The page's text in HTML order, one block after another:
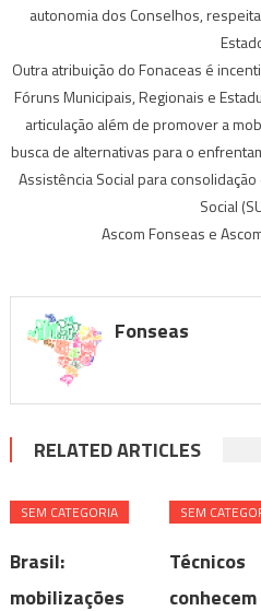
autonomia dos Conselhos,
Outra atribuição do Fonaceas é
Fóruns Municipais, Regionais e
articulação além de promover a
busca de alternativas para o
Assistência Social para
Social
Ascom Fonseas e
Fonseas
RELATED ARTICLES
SEM CATEGORIA
Brasil:
mobilizações
SEM
Técnicos
conhecem